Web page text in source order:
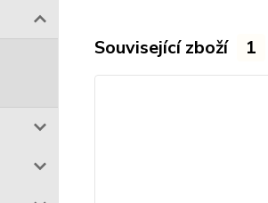
Související zboží 1